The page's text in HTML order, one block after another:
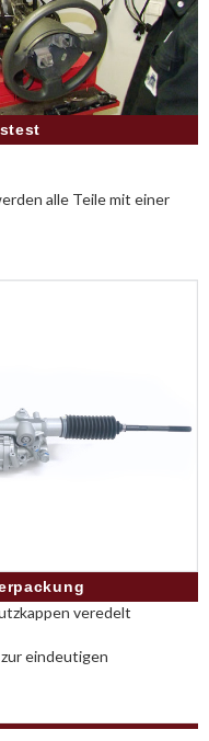
alle Teile mit einer
veredelt
eindeutigen